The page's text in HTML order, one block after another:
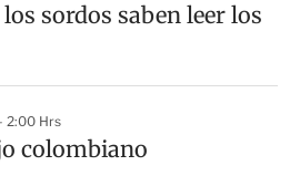
sordos saben leer los
2:00 Hrs
colombiano